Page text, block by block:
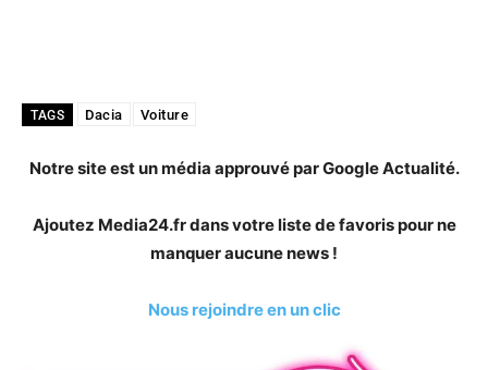
TAGS Dacia Voiture
Notre site est un média approuvé par Google Actualité.
Ajoutez Media24.fr dans votre liste de favoris pour ne
manquer aucune news !
Nous rejoindre en un clic